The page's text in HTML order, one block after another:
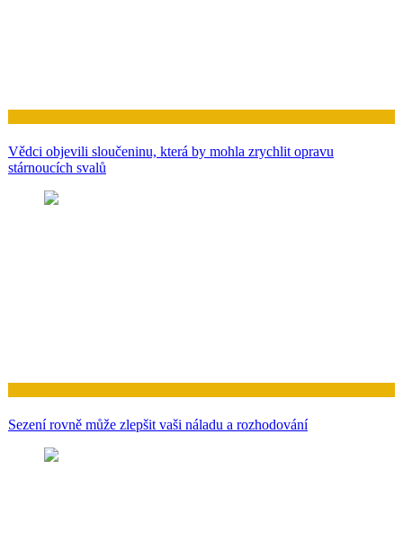
Vědci objevili sloučeninu, která by mohla zrychlit opravu
stárnoucích svalů
Sezení rovně může zlepšit vaši náladu a rozhodování